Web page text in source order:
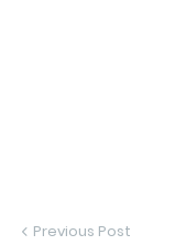
Previous Post